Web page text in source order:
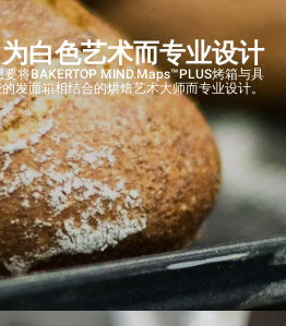
为白色艺术而专业设计
要将BAKERTOP MIND.Maps™PLUS烤箱与具
发面箱相结合的烘焙艺术大师而专业设计。